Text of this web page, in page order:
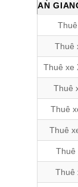
AN
Thuê
Thuê xe
Thuê
Thuê
Thuê
Thuê
Thuê